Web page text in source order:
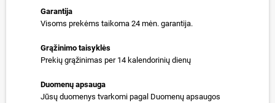
Garantija
Visoms prekėms taikoma 24 mėn. garantija.
Grąžinimo taisyklės
Prekių grąžinimas per 14 kalendorinių dienų
Duomenų apsauga
Jūsų duomenys tvarkomi pagal Duomenų apsaugos